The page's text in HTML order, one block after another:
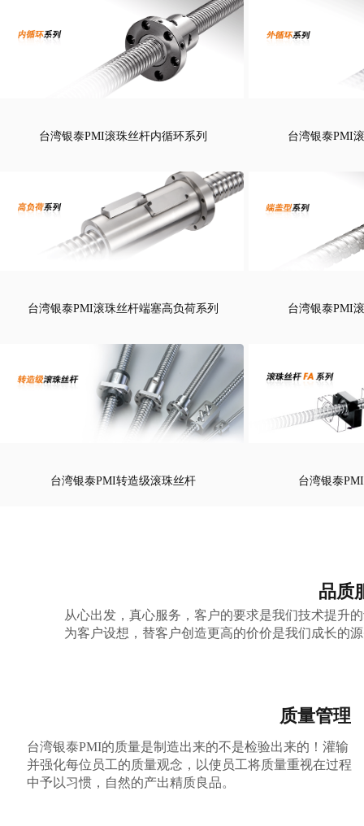
台湾银泰PMI滚珠丝杆内循环系列 台湾银泰PMI
台湾银泰PMI滚珠丝杆端塞高负荷系列 台湾银泰PMI
台湾银泰PMI转造级滚珠丝杆 台湾银泰
台湾银泰PMI的质量是制造出来的不是检验出来的！灌输
并强化每位员工的质量观念，以使员工将质量重视在过程
中予以习惯，自然的产出精质良品。
从心出发，真心服务，客户的要求是我们技术提升
为客户设想，替客户创造更高的价价是我们成长的
质量管理
品质